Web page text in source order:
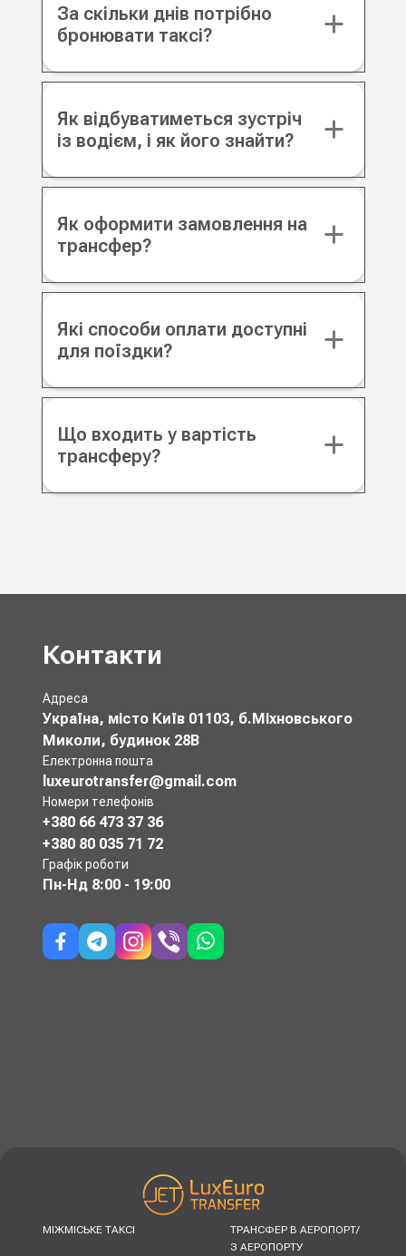
За скільки днів потрібно
бронювати таксі?
Як відбуватиметься зустріч
із водієм, і як його знайти?
Як оформити замовлення на
трансфер?
Які способи оплати доступні
для поїздки?
Що входить у вартість
трансферу?
Контакти
Адреса
Україна, місто Київ 01103, б.Міхновського
Миколи, будинок 28В
Електронна пошта
luxeurotransfer@gmail.com
Номери телефонів
+380 66 473 37 36
+380 80 035 71 72
Графік роботи
Пн-Нд 8:00 - 19:00
МІЖМІСЬКЕ ТАКСІ
ТРАНСФЕР В АЕРОПОРТ/
З АЕРОПОРТУ